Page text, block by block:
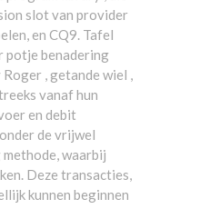
slot van provider
en CQ9. Tafel
potje benadering
, getande wiel ,
vanaf hun
en debit
de vrijwel
waarbij
Deze transacties,
kunnen beginnen